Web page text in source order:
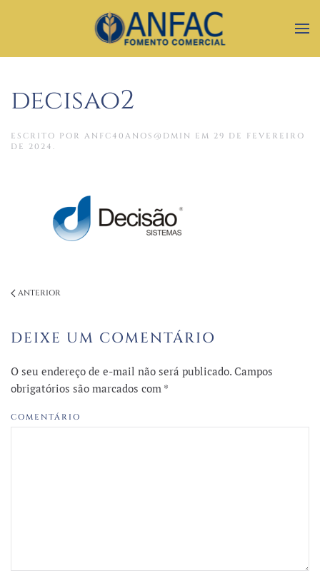
decisao2
ESCRITO POR ANFC40ANOS@DMIN EM 29 DE FEVEREIRO
DE 2024 .
ANTERIOR
DEIXE UM COMENTÁRIO
O seu endereço de e-mail não será publicado. Campos
obrigatórios são marcados com *
COMENTÁRIO